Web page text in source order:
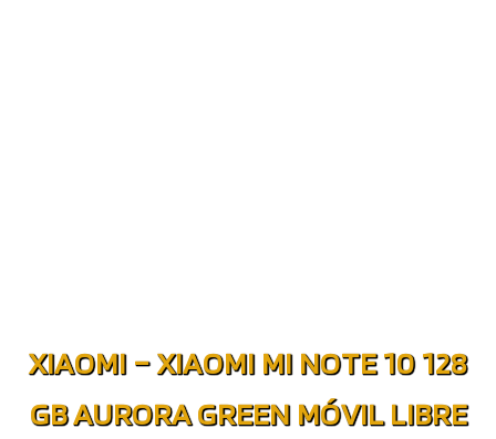
XIAOMI – XIAOMI MI NOTE 10 128
GB AURORA GREEN MÓVIL LIBRE